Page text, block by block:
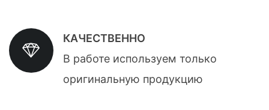
КАЧЕСТВЕННО
В работе используем только
оригинальную продукцию